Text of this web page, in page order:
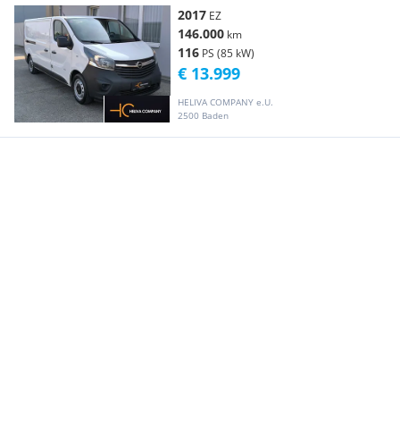
2017 EZ
146.000 km
116 PS (85 kW)
HELIVA COMPANY e.U.
2500 Baden
€ 13.999